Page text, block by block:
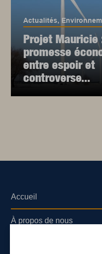
Actualités,
Projet Mauricie
promesse
entre espoir et
controverse...
Accueil
À propos de nous